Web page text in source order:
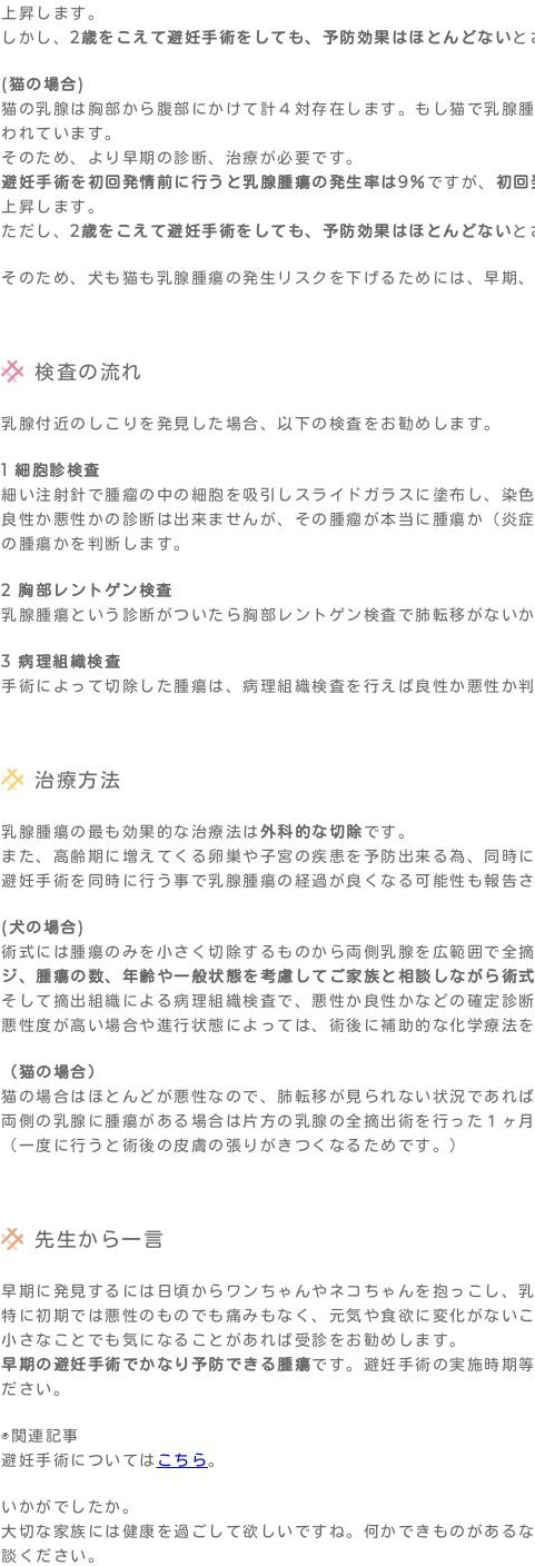
上昇します。
しかし、 2歳をこえて避妊手術をしても、予防効果はほとんどないと
(猫の場合)
猫の乳腺は胸部から腹部にかけて計４対存在します。もし猫で乳腺
われています。
そのため、より早期の診断、治療が必要です。
避妊手術を初回発情前に行うと乳腺腫瘍の発生率は9％ ですが、 初回
上昇します。
ただし、 2歳をこえて避妊手術をしても、予防効果はほとんどないと
そのため、犬も猫も乳腺腫瘍の発生リスクを下げるためには、早期
検査の流れ
乳腺付近のしこりを発見した場合、以下の検査をお勧めします。
1 細胞診検査
細い注射針で腫瘤の中の細胞を吸引しスライドガラスに塗布し、染
良性か悪性かの診断は出来ませんが、その腫瘤が本当に腫瘍か（炎
の腫瘍かを判断します。
2 胸部レントゲン検査
乳腺腫瘍という診断がついたら胸部レントゲン検査で肺転移がないか
3 病理組織検査
手術によって切除した腫瘍は、病理組織検査を行えば良性か悪性か判
治療方法
乳腺腫瘍の最も効果的な治療法は外科的な切除です。
また、高齢期に増えてくる卵巣や子宮の疾患を予防出来る為、同時
避妊手術を同時に行う事で乳腺腫瘍の経過が良くなる可能性も報告さ
(犬の場合)
術式には腫瘍のみを小さく切除するものから両側乳腺を広範囲で全
ジ、腫瘍の数、年齢や一般状態を考慮してご家族と相談しながら術式
そして摘出組織による病理組織検査で、悪性か良性かなどの確定診断
悪性度が高い場合や進行状態によっては、術後に補助的な化学療法
（猫の場合）
猫の場合はほとんどが悪性なので、肺転移が見られない状況であれば
両側の乳腺に腫瘍がある場合は片方の乳腺の全摘出術を行った１ヶ
（一度に行うと術後の皮膚の張りがきつくなるためです。）
先生から一言
早期に発見するには日頃からワンちゃんやネコちゃんを抱っこし、
特に初期では悪性のものでも痛みもなく、元気や食欲に変化がないこ
小さなことでも気になることがあれば受診をお勧めします。
早期の避妊手術でかなり予防できる腫瘍です。避妊手術の実施時期
ださい。
◉関連記事
避妊手術については こちら。
いかがでしたか。
大切な家族には健康を過ごして欲しいですね。何かできものがある
談ください。